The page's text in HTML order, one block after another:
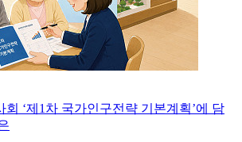
회 ‘제1차 국가인구전략 기본계획’에 담